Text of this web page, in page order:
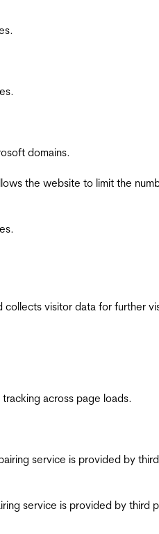
domains.
the website to limit the
visitor data for further
across page loads.
service is provided by
service is provided by third